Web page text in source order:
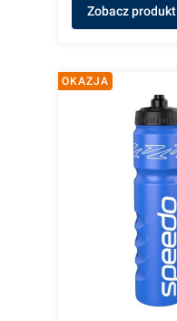
Zobacz produkt
OKAZJA